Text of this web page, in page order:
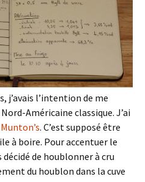
j’avais l’intention de me
Américaine classique. J’ai
. C’est supposé être
à boire. Pour accentuer le
de houblonner à cru
du houblon dans la cuve